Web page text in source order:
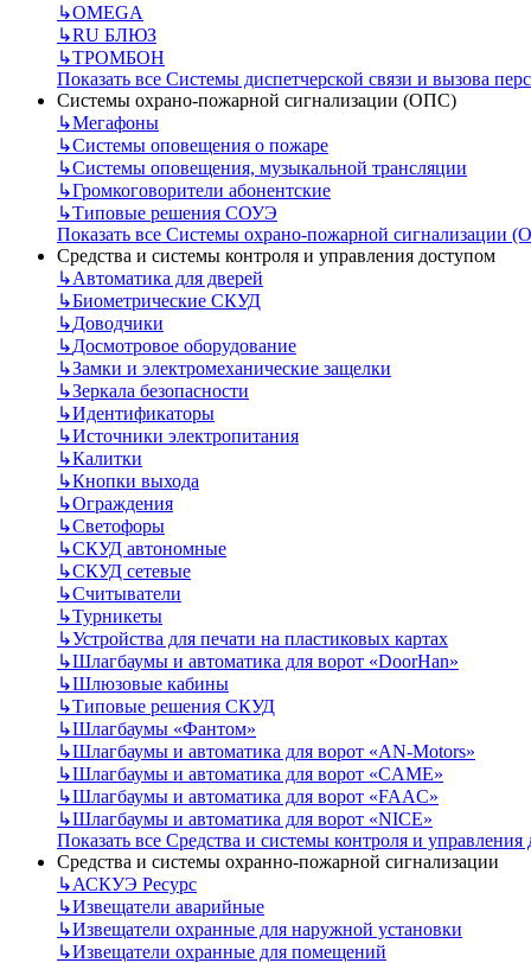
↳OMEGA
↳RU БЛЮЗ
↳ТРОМБОН
Показать все Системы диспетчерской связи и вызова
Системы охрано-пожарной сигнализации (ОПС)
↳Мегафоны
↳Системы оповещения о пожаре
↳Системы оповещения, музыкальной трансляции
↳Громкоговорители абонентские
↳Типовые решения СОУЭ
Показать все Системы охрано-пожарной сигнализации
Средства и системы контроля и управления доступом
↳Автоматика для дверей
↳Биометрические СКУД
↳Доводчики
↳Досмотровое оборудование
↳Замки и электромеханические защелки
↳Зеркала безопасности
↳Идентификаторы
↳Источники электропитания
↳Калитки
↳Кнопки выхода
↳Ограждения
↳Светофоры
↳СКУД автономные
↳СКУД сетевые
↳Считыватели
↳Турникеты
↳Устройства для печати на пластиковых картах
↳Шлагбаумы и автоматика для ворот «DoorHan»
↳Шлюзовые кабины
↳Типовые решения СКУД
↳Шлагбаумы «Фантом»
↳Шлагбаумы и автоматика для ворот «AN-Motors»
↳Шлагбаумы и автоматика для ворот «CAME»
↳Шлагбаумы и автоматика для ворот «FAAC»
↳Шлагбаумы и автоматика для ворот «NICE»
Показать все Средства и системы контроля и управления
Средства и системы охранно-пожарной сигнализации
↳АСКУЭ Ресурс
↳Извещатели аварийные
↳Извещатели охранные для наружной установки
↳Извещатели охранные для помещений